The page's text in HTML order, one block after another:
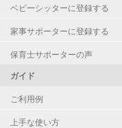
ベビーシッターに登録する
家事サポーターに登録する
保育士サポーターの声
ガイド
ご利用例
上手な使い方